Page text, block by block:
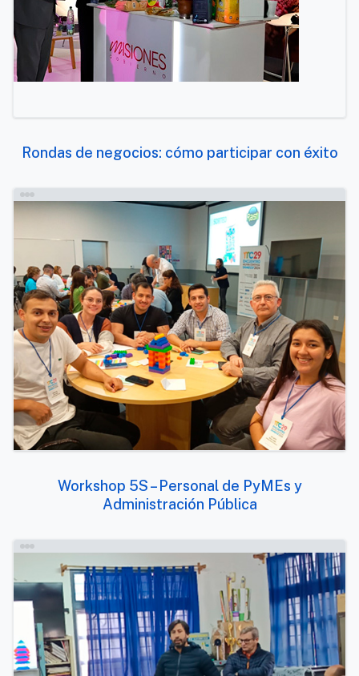
Rondas de negocios: cómo participar con éxito
Workshop 5S – Personal de PyMEs y
Administración Pública